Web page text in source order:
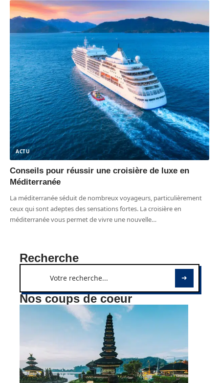
ACTU
Conseils pour réussir une croisière de luxe en
Méditerranée
La méditerranée séduit de nombreux voyageurs, particulièrement
ceux qui sont adeptes des sensations fortes. La croisière en
méditerranée vous permet de vivre une nouvelle…
Recherche
Nos coups de coeur